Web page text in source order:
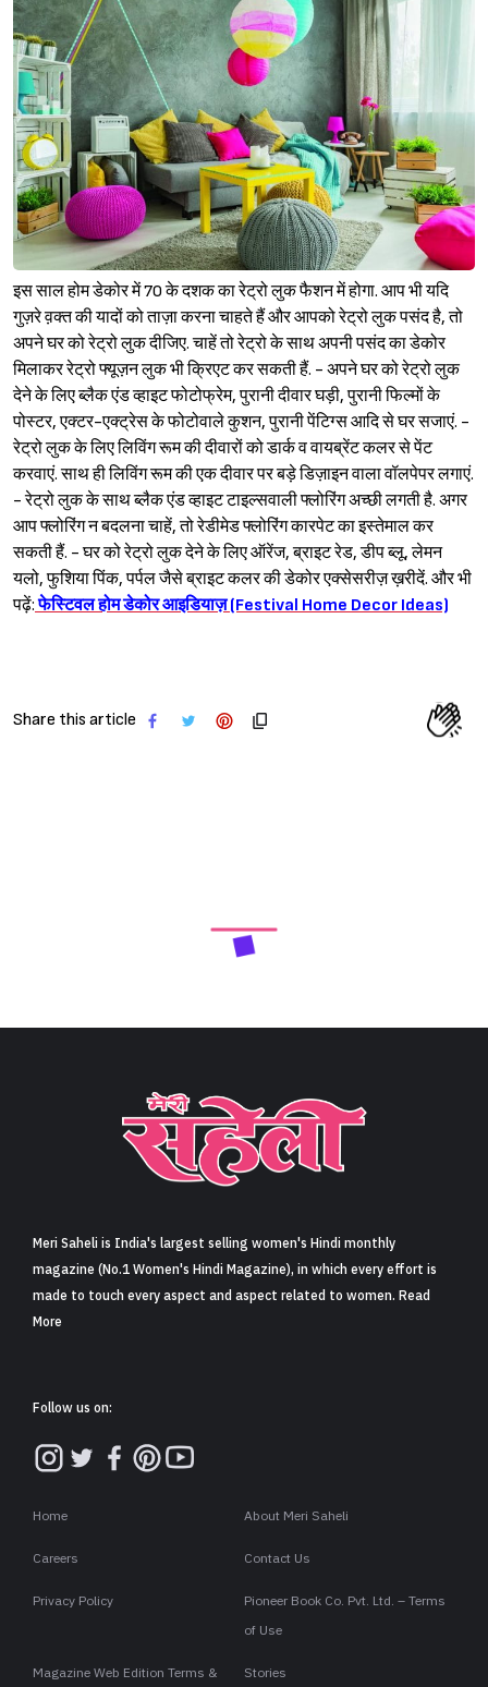
इस साल होम डेकोर में 70 के दशक का रेट्रो लुक फैशन में होगा. आप भी यदि
गुज़रे व़क्त की यादों को ताज़ा करना चाहते हैं और आपको रेट्रो लुक पसंद है, तो
अपने घर को रेट्रो लुक दीजिए. चाहें तो रेट्रो के साथ अपनी पसंद का डेकोर
मिलाकर रेट्रो फ्यूज़न लुक भी क्रिएट कर सकती हैं. - अपने घर को रेट्रो लुक
देने के लिए ब्लैक एंड व्हाइट फोटोफ्रेम, पुरानी दीवार घड़ी, पुरानी फिल्मों के
पोस्टर, एक्टर-एक्ट्रेस के फोटोवाले कुशन, पुरानी पेंटिग्स आदि से घर सजाएं. -
रेट्रो लुक के लिए लिविंग रूम की दीवारों को डार्क व वायब्रेंट कलर से पेंट
करवाएं. साथ ही लिविंग रूम की एक दीवार पर बड़े डिज़ाइन वाला वॉलपेपर लगाएं.
- रेट्रो लुक के साथ ब्लैक एंड व्हाइट टाइल्सवाली फ्लोरिंग अच्छी लगती है. अगर
आप फ्लोरिंग न बदलना चाहें, तो रेडीमेड फ्लोरिंग कारपेट का इस्तेमाल कर
सकती हैं. - घर को रेट्रो लुक देने के लिए ऑरेंज, ब्राइट रेड, डीप ब्लू, लेमन
यलो, फुशिया पिंक, पर्पल जैसे ब्राइट कलर की डेकोर एक्सेसरीज़ ख़रीदें. और भी
पढ़ें:फेस्टिवल होम डेकोर आइडियाज़ (Festival Home Decor Ideas)
Share this article
Meri Saheli is India's largest selling women's Hindi monthly
magazine (No.1 Women's Hindi Magazine), in which every effort is
made to touch every aspect and aspect related to women. Read
More
Follow us on:
Home About Meri Saheli
Careers Contact Us
Privacy Policy
Pioneer Book Co. Pvt. Ltd. – Terms
of Use
Magazine Web Edition Terms & Stories